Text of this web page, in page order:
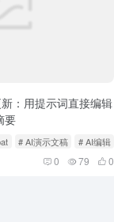
：用提示词直接编辑
要
# AI演示文稿 # AI编辑
0 79 0